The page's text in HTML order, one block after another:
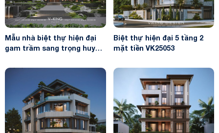
Mẫu nhà biệt thự hiện đại
gam trầm sang trọng huyền
Biệt thự hiện đại 5 tầng 2
mặt tiền VK25053